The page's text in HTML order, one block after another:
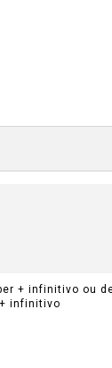
+ infinitivo ou
infinitivo